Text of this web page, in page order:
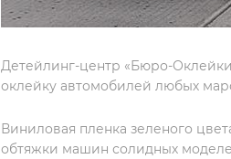
Детейлинг-центр «Бюро-
оклейку автомобилей любых
Виниловая пленка зеленого
обтяжки машин солидных